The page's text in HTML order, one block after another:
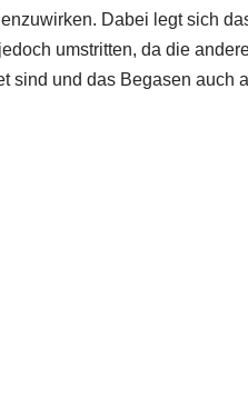
Dabei legt sich
umstritten, da die
sind und das Begasen auch